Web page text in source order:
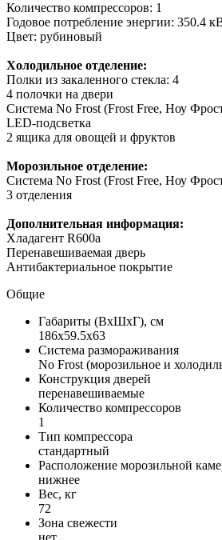
Количество компрессоров: 1
Годовое потребление энергии: 350.4
Цвет: рубиновый
Холодильное отделение:
Полки из закаленного стекла: 4
4 полочки на двери
Система No Frost (Frost Free, Ноу
LED-подсветка
2 ящика для овощей и фруктов
Морозильное отделение:
Система No Frost (Frost Free, Ноу
3 отделения
Дополнительная информация:
Хладагент R600a
Перенавешиваемая дверь
Антибактериальное покрытие
Общие
Габариты (ВxШxГ), см
186x59.5x63
Система размораживания
No Frost (морозильное и
Конструкция дверей
перенавешиваемые
Количество компрессоров
1
Тип компрессора
стандартный
Расположение морозильной
нижнее
Вес, кг
72
Зона свежести
нет